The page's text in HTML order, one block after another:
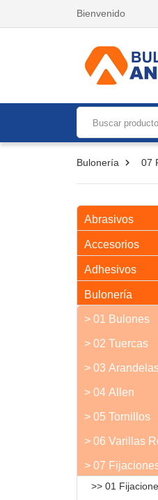
Bienvenido
Bulonería 07
Abrasivos
Accesorios
Adhesivos
Bulonería
> 01 Bulones
> 02 Tuercas
> 03
> 04 Allen
> 05 Tornillos
> 06 Varillas
> 07
>> 01